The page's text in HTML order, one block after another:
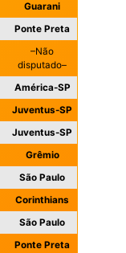
Guarani
Ponte Preta
–Não
disputado–
América-SP
Juventus-SP
Juventus-SP
Grêmio
São Paulo
Corinthians
São Paulo
Ponte Preta